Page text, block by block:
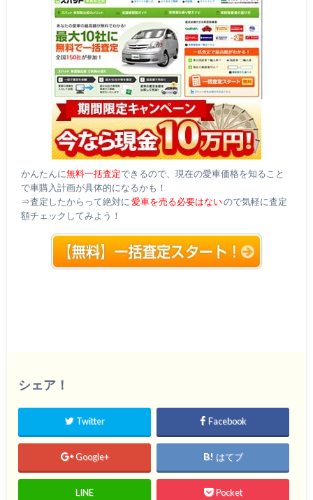
かんたんに無料一括査定できるので、現在の愛車価格を知ること
で車購入計画が具体的になるかも！
⇒査定したからって絶対に愛車を売る必要はないので気軽に査定
額チェックしてみよう！
シェア！
Twitter Facebook
Google+ はてブ
LINE Pocket